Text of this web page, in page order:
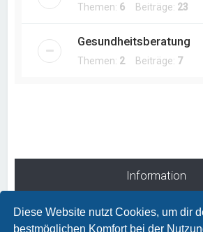
Diese Website nutzt Cookies, um dir
bestmöglichen Komfort bei der
Themen: 6 Beiträge: 23
Gesundheitsberatung
Themen: 2Beiträge: 7
Information